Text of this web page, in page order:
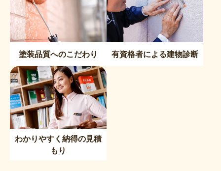
塗装品質へのこだわり 有資格者による建物診断
わかりやすく納得の見積
もり